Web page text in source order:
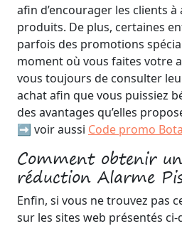
afin d’encourager les clients
produits. De plus, certaines
parfois des promotions
moment où vous faites votre
vous toujours de consulter
achat afin que vous puissiez
des avantages qu’elles
➡️ voir aussi Code promo
Comment obtenir
réduction Alarme
Enfin, si vous ne trouvez pas
sur les sites web présentés ci-